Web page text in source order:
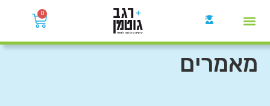
0
מאמרים